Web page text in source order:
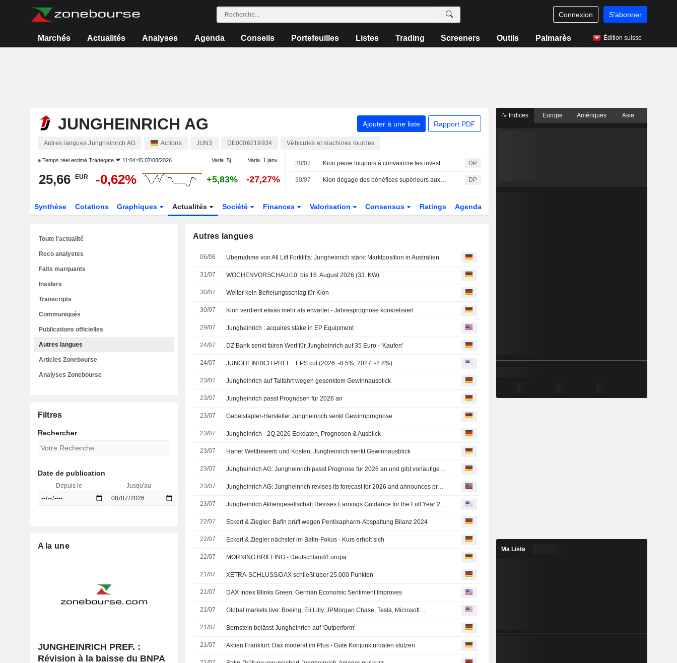
Connexion S'abonner
Marchés Actualités Analyses Agenda Conseils Portefeuilles Listes Trading Screeners Outils Palmarès Édition suisse
JUNGHEINRICH AG Ajouter à une liste Rapport PDF
Autres langues Jungheinrich AG Actions JUN3 DE0006219934 Véhicules et machines lourdes
Temps réel estimé Tradegate 11:04:45 07/08/2026 Varia. 5j. Varia. 1 janv.
25,66 EUR -0,62% +5,83% -27,27%
30/07 Kion peine toujours à convaincre les investisseurs DP
30/07 Kion dégage des bénéfices supérieurs aux attentes et précise ses prévisions annuelles DP
Synthèse Cotations Graphiques Actualités Société Finances Valorisation Consensus Ratings Agenda
Autres langues
06/08 Übernahme von All Lift Forklifts: Jungheinrich stärkt Marktposition in Australien
31/07 WOCHENVORSCHAU/10. bis 16. August 2026 (33. KW)
30/07 Weiter kein Befreiungsschlag für Kion
30/07 Kion verdient etwas mehr als erwartet - Jahresprognose konkretisiert
29/07 Jungheinrich : acquires stake in EP Equipment
24/07 DZ Bank senkt fairen Wert für Jungheinrich auf 35 Euro - 'Kaufen'
24/07 JUNGHEINRICH PREF. : EPS cut (2026: -8.5%, 2027: -2.8%)
23/07 Jungheinrich auf Talfahrt wegen gesenktem Gewinnausblick
23/07 Jungheinrich passt Prognosen für 2026 an
23/07 Gabelstapler-Hersteller Jungheinrich senkt Gewinnprognose
23/07 Jungheinrich - 2Q 2026 Eckdaten, Prognosen & Ausblick
23/07 Harter Wettbewerb und Kosten: Jungheinrich senkt Gewinnausblick
23/07 Jungheinrich AG: Jungheinrich passt Prognose für 2026 an und gibt vorläufige Zahlen für das 2. Quartal 2026 bekannt
23/07 Jungheinrich AG: Jungheinrich revises its forecast for 2026 and announces preliminary figures for the second quarter of 2026
23/07 Jungheinrich Aktiengesellschaft Revises Earnings Guidance for the Full Year 2026
22/07 Eckert & Ziegler: Bafin prüft wegen Pentixapharm-Abspaltung Bilanz 2024
22/07 Eckert & Ziegler nächster im Bafin-Fokus - Kurs erholt sich
22/07 MORNING BRIEFING - Deutschland/Europa
21/07 XETRA-SCHLUSS/DAX schließt über 25.000 Punkten
21/07 DAX Index Blinks Green; German Economic Sentiment Improves
21/07 Global markets live: Boeing, Eli Lilly, JPMorgan Chase, Tesla, Microsoft…
21/07 Bernstein belässt Jungheinrich auf 'Outperform'
21/07 Aktien Frankfurt: Dax moderat im Plus - Gute Konjunkturdaten stützen
Toute l'actualité
Reco analystes
Faits marquants
Insiders
Transcripts
Communiqués
Publications officielles
Autres langues
Articles Zonebourse
Analyses Zonebourse
Filtres
Rechercher
Date de publication
Depuis le Jusqu'au
A la une
JUNGHEINRICH PREF. :
Révision à la baisse du BNPA
Indices Europe Amériques Asie
Ma Liste